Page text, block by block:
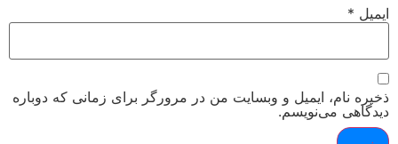
*
نام، ایمیل و وبسایت من در مرورگر برای زمانی که دوباره
می‌نویسم.